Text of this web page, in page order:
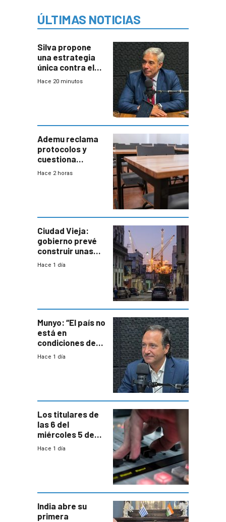
ÚLTIMAS NOTICIAS
Silva propone
una estrategia
única contra el
narcotráfico y
Hace 20 minutos
Ademu reclama
protocolos y
cuestiona
demora de
Hace 2 horas
Ciudad Vieja:
gobierno prevé
construir unas
mil viviendas en
Hace 1 día
Munyo: “El país no
está en
condiciones de
enfrentar una
Hace 1 día
Los titulares de
las 6 del
miércoles 5 de
agosto de 2026
Hace 1 día
India abre su
primera